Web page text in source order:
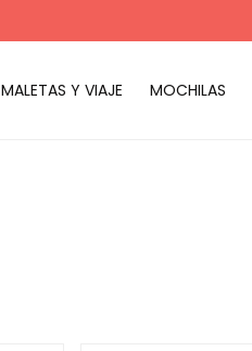
MALETAS Y VIAJE MOCHILAS